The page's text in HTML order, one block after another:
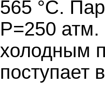
565 °С.
Р=250
холодным
поступает